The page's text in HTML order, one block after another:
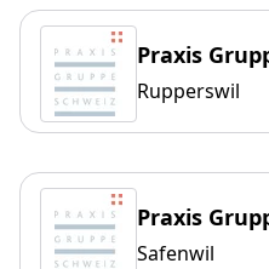
Praxis
Rupperswil
Praxis
Safenwil